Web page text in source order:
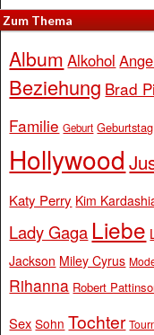
Zum Thema
Album Alkohol
Beziehung Brad
Familie Geburt Geburtstag
Hollywood
Katy Perry Kim
Lady Gaga Liebe
Jackson Miley Cyrus
Rihanna Robert
Sex Sohn Tochter